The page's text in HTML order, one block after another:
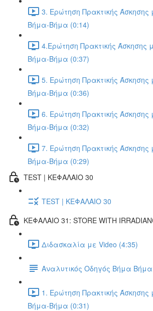
3. Ερώτηση Πρακτικής
Βήμα-Βήμα (0:14)
4.Ερώτηση Πρακτικής Άσκησης
Βήμα-Βήμα (0:37)
5. Ερώτηση Πρακτικής
Βήμα-Βήμα (0:36)
6. Ερώτηση Πρακτικής
Βήμα-Βήμα (0:32)
7. Ερώτηση Πρακτικής
Βήμα-Βήμα (0:29)
TEST | ΚΕΦΑΛΑΙΟ 30
TEST | ΚΕΦΑΛΑΙΟ 30
ΚΕΦΑΛΑΙΟ 31: STORE WITH
Διδασκαλία με Video (4:35)
Αναλυτικός Οδηγός Βήμα Βήμα
1. Ερώτηση Πρακτικής
Βήμα-Βήμα (0:31)